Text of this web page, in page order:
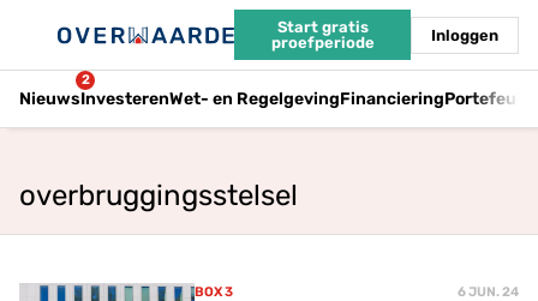
Start gratis
proefperiode
Inloggen
Nieuws
2
InvesterenWet- en RegelgevingFinanciering
overbruggingsstelsel
BOX 3 6 JUN. 24